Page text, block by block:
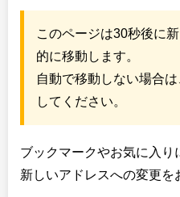
このページは30秒後に
的に移動します。
自動で移動しない場合
してください。
ブックマークやお気に入り
新しいアドレスへの変更を